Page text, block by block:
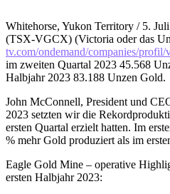
Whitehorse, Yukon Territory / 5.
(TSX-VGCX) (Victoria oder das
tv.com/ondemand/companies/
im zweiten Quartal 2023 45.568
Halbjahr 2023 83.188 Unzen Gold.
John McConnell, President und
2023 setzten wir die
ersten Quartal erzielt hatten. Im
% mehr Gold produziert als im
Eagle Gold Mine – operative
ersten Halbjahr 2023: